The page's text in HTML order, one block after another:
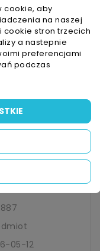
SSL
05-12
cookie, aby
na naszej
cookie stron trzecich
a nastepnie
preferencjami
podczas